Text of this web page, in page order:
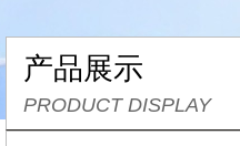
产品展示
PRODUCT DISPLAY